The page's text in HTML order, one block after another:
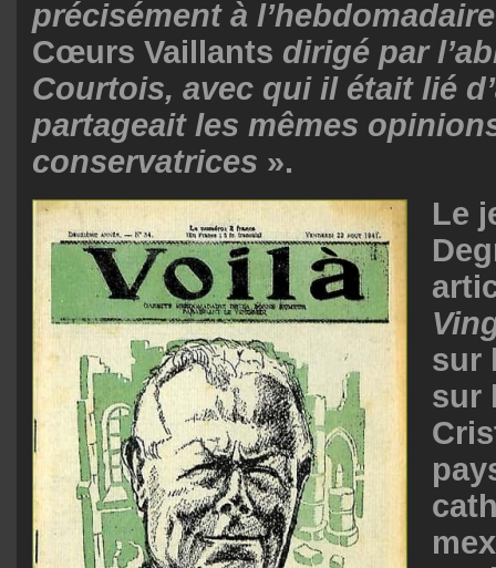
précisément à l’hebdomadaire
Cœurs Vaillants dirigé par
Courtois, avec qui il était lié
partageait les mêmes
conservatrices ».
Le
sur
sur